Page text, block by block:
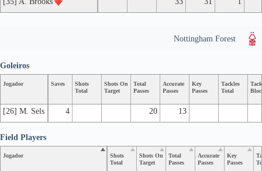
Nottingham Forest
Jogador Saves
Shots
Total
Shots On
Target
Total
Passes
Accurate
Passes
Key
Passes
Tackles
Total
[26] M. Sels 4 20 13
Goleiros
Jogador
Shots
Total
Shots On
Target
Total
Passes
Accurate
Passes
Key
Passes
Field Players